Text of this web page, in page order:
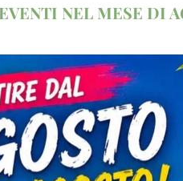
NEL MESE DI